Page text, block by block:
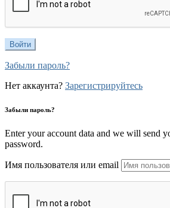
Забыли пароль?
Нет аккаунта? Зарегистрируйтесь
Забыли пароль?
Enter your account data and we will send
password.
Имя пользователя или email